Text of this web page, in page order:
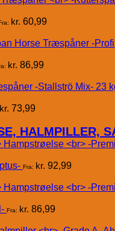
kr. 60,99
kr. 86,99
kr. 73,99
HALMPILLER,
Fra: kr. 92,99
Fra: kr. 86,99